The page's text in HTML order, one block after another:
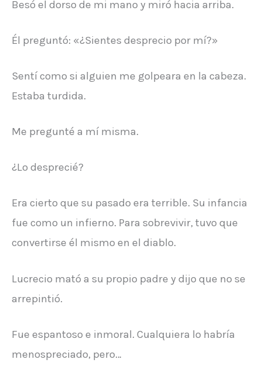
Besó el dorso de mi mano y miró hacia arriba.
Él preguntó: «¿Sientes desprecio por mí?»
Sentí como si alguien me golpeara en la cabeza.
Estaba turdida.
Me pregunté a mí misma.
¿Lo desprecié?
Era cierto que su pasado era terrible. Su infancia
fue como un infierno. Para sobrevivir, tuvo que
convertirse él mismo en el diablo.
Lucrecio mató a su propio padre y dijo que no se
arrepintió.
Fue espantoso e inmoral. Cualquiera lo habría
menospreciado, pero…